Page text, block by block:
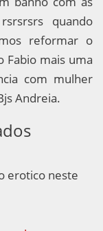
quando
reformar o
Fabio mais uma
com mulher
Andreia.
erotico neste